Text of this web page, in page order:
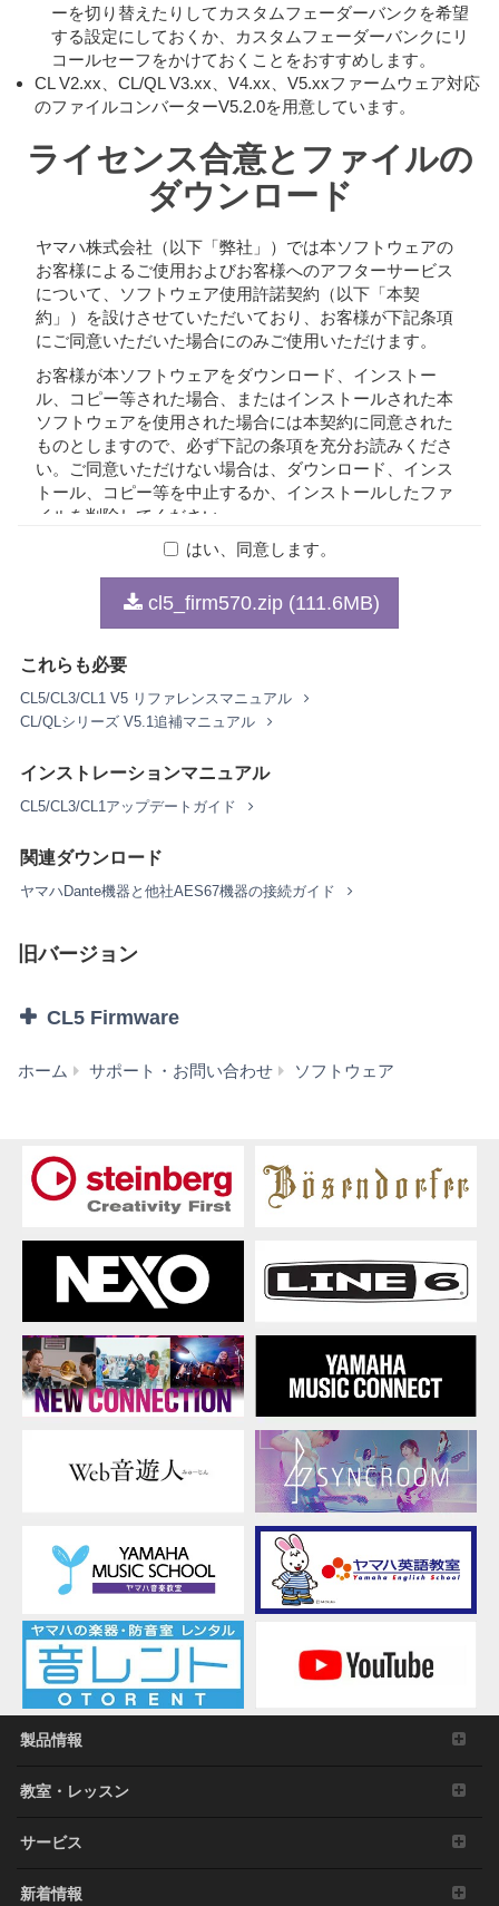
ーを切り替えたりしてカスタムフェーダーバンクを希望
する設定にしておくか、カスタムフェーダーバンクにリ
コールセーフをかけておくことをおすすめします。
CL V2.xx、CL/QL V3.xx、V4.xx、V5.xxファームウェア対応
のファイルコンバーターV5.2.0を用意しています。
ライセンス合意とファイルの
ダウンロード
ヤマハ株式会社（以下「弊社」）では本ソフトウェアの
お客様によるご使用およびお客様へのアフターサービス
について、ソフトウェア使用許諾契約（以下「本契
約」）を設けさせていただいており、お客様が下記条項
にご同意いただいた場合にのみご使用いただけます。
お客様が本ソフトウェアをダウンロード、インストー
ル、コピー等された場合、またはインストールされた本
ソフトウェアを使用された場合には本契約に同意された
ものとしますので、必ず下記の条項を充分お読みくださ
い。ご同意いただけない場合は、ダウンロード、インス
トール、コピー等を中止するか、インストールしたファ
イルを削除してください。
1. 著作権および使用許諾
弊社はお客様に対し、本契約に基づいて配布されるプロ
付きで配布され得るそれらのバージョンアップ（以下
「本ソフトウェア」）を、お客様ご自身が所有または管
理するコンピュータ、スマートフォン、楽器または機器
これらの本ソフトウェアが記録される記録メディアや、
客様にありますが、本ソフトウェア自体の権利およびそ
2. 使用制限
法により、人間が感得できる形にすること(ただ
に許可されている場合を除く)。
本ソフトウェアを、ネットワークを通して別のコ
ンピュータに伝送すること。
良俗に反するデータを配信すること。
弊社の許可無く本ソフトウェアの利用を前提とし
たサービスを立ち上げること。
正当な保有者から許可を得ている場合またはその
他の法的な権限を有する場合を除いて、著作権そ
の他の財産的権利により保護された物の権利侵害
となる様態にて本ソフトウェアを利用すること。
本ソフトウェアにより使用または入手できる著作
権曲について、商業的な目的で使用すること、著
作者の許可無く複製、転送または配信したり、不
特定多数にむけて再生および演奏すること、入手
できるデータの暗号を権利者の許可なく解除した
り、電子すかしを改編したりすること。
その他、法律・公序良俗に反する行為。
3. 発行と終了
本契約は、お客様が本利用規約に同意した日に発
効します。
本契約は、お客様が著作権法または本契約に定め
る使用条件の条項に一つでも違反されたときは、
ものとします。その場合には、ただちに本ソフト
をすべて廃棄しなければなりません。
4. 製品の否認
のご負担となることを理解し明示的に同意するものとし
はい、同意します。
cl5_firm570.zip (111.6MB)
これらも必要
CL5/CL3/CL1 V5 リファレンスマニュアル
CL/QLシリーズ V5.1追補マニュアル
インストレーションマニュアル
CL5/CL3/CL1アップデートガイド
関連ダウンロード
ヤマハDante機器と他社AES67機器の接続ガイド
旧バージョン
CL5 Firmware
ホーム サポート・お問い合わせ ソフトウェア
ー
ン)
製品情報
教室・レッスン
サービス
新着情報